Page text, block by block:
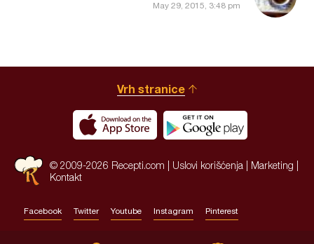
May 29, 2015, 3:48 pm
Vrh stranice
© 2009-2026 Recepti.com | Uslovi korišćenja Marketing
Kontakt
Facebook Twitter Youtube Instagram Pinterest